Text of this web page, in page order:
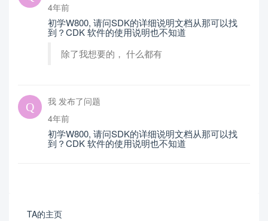
4年前
初学W800, 请问SDK的详细说明文档从那可以找
到？CDK 软件的使用说明也不知道
除了我想要的， 什么都有
我 发布了问题
4年前
初学W800, 请问SDK的详细说明文档从那可以找
到？CDK 软件的使用说明也不知道
TA的主页